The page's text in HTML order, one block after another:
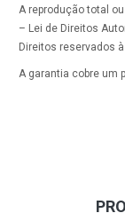
A reprodução total
– Lei de Direitos
Direitos reservados
A garantia cobre um